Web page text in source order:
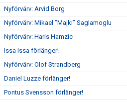
Nyförvärv: Arvid Borg
Nyförvärv: Mikael ”Majki” Saglamoglu
Nyförvärv: Haris Hamzic
Issa Issa förlänger!
Nyförvärv: Olof Strandberg
Daniel Luzze förlänger!
Pontus Svensson förlänger!